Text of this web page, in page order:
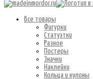
Все товары
Фигурки
Статуэтки
Разное
Постеры
Значки
Наклейки
Кольца и кулоны